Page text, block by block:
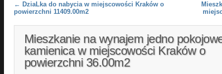
Post navigation
← DziaLka do nabycia w miejscowości Kraków o
powierzchni 11409.00m2
Mieszkanie na wynajem jedno
kamienica w miejscowości Kraków o
powierzchni 36.00m2